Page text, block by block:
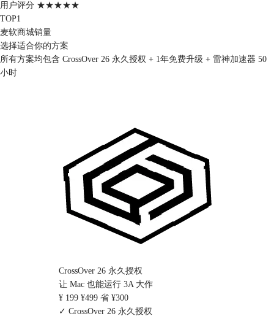
用户评分 ★★★★★
TOP1
麦软商城销量
选择适合你的方案
所有方案均包含 CrossOver 26 永久授权 + 1年免费升级 + 雷神加速器 50
小时
CrossOver 26 永久授权
让 Mac 也能运行 3A 大作
¥ 199 ¥499 省 ¥300
✓ CrossOver 26 永久授权